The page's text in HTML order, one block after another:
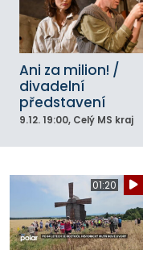
Ani za milion! /
divadelní
představení
9.12. 19:00, Celý MS kraj
01:20